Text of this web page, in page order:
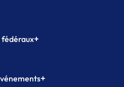
fédéraux+
Formation
+